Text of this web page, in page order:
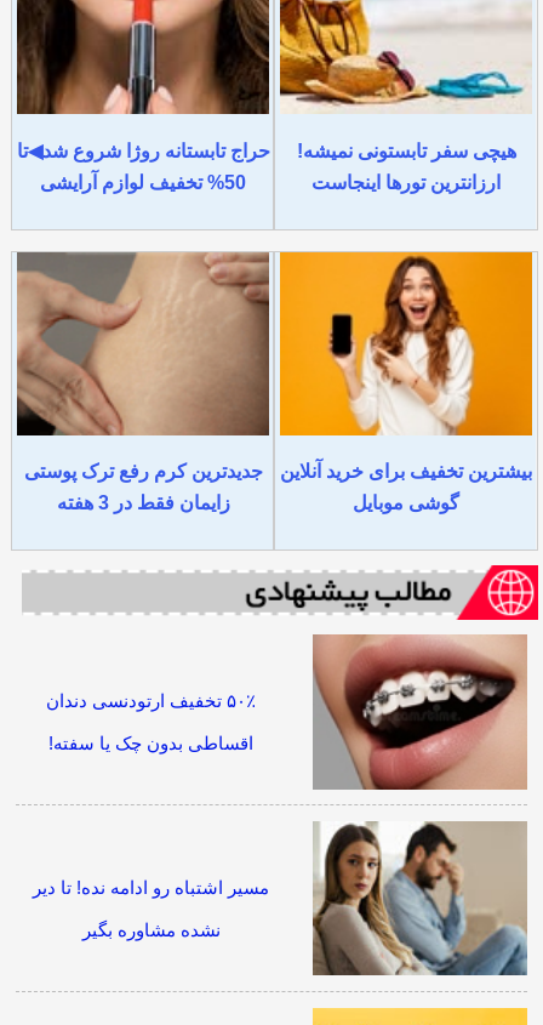
هیچی سفر تابستونی نمیشه!
ارزانترین تورها اینجاست
حراج تابستانه روژا شروع شد◀تا
50% تخفیف لوازم آرایشی
بیشترین تخفیف برای خرید آنلاین
گوشی موبایل
جدیدترین کرم رفع ترک پوستی
زایمان فقط در 3 هفته
۵۰٪ تخفیف ارتودنسی دندان
اقساطی بدون چک یا سفته!
مسیر اشتباه رو ادامه نده! تا دیر
نشده مشاوره بگیر